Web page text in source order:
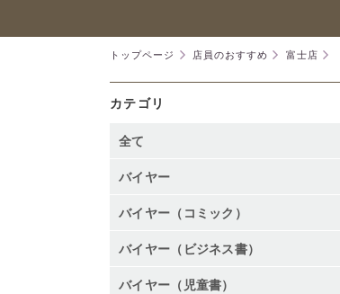
トップページ 店員のおすすめ 富士店
カテゴリ
全て
バイヤー
バイヤー（コミック）
バイヤー（ビジネス書）
バイヤー（児童書）